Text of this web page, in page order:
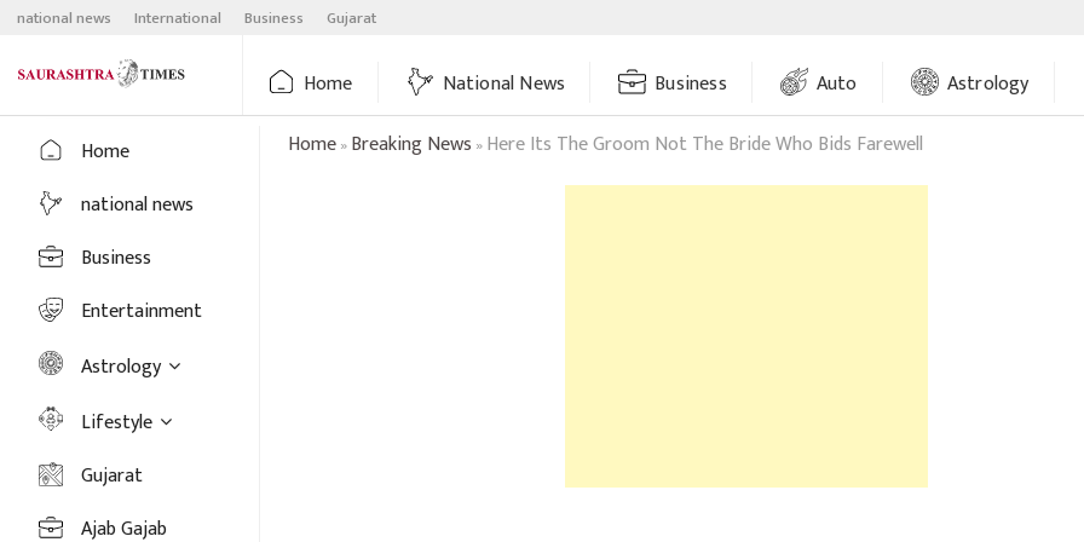
Skip
content
national news International Business Gujarat
Home National News Business Auto Astrology
Home
national news
Business
Entertainment
Astrology
Lifestyle
Gujarat
Ajab Gajab
Home»Breaking News »Here Its The Groom Not The Bride Who Bids Farewell